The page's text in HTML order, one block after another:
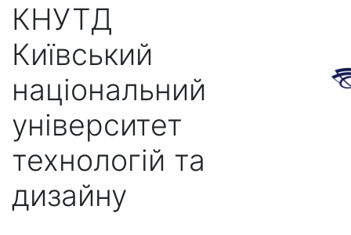
КНУТД
Київський
національний
університет
технологій та
дизайну